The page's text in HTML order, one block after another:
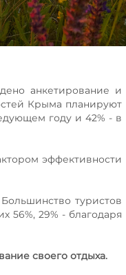
анкетирование и
Крыма планируют
году и 42% - в
эффективности
туристов
29% - благодаря
своего отдыха.